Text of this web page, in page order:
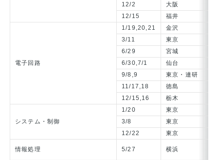
12/2
大阪
12/15
福井
電子回路
1/19,20,21 金沢
3/11
東京
6/29
宮城
6/30,7/1
仙台
9/8,9
東京・連研
11/17,18
徳島
12/15,16
栃木
システム・制御
1/20 東京
3/8
東京
12/22
東京
情報処理 5/27 横浜